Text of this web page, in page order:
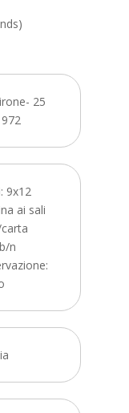
25
9x12
ai sali
n